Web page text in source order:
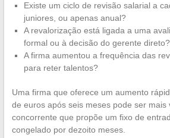
Existe um ciclo de revisão salarial a
juniores, ou apenas anual?
A revalorização está ligada a uma
formal ou à decisão do gerente direto?
A firma aumentou a frequência das
para reter talentos?
Uma firma que oferece um aumento
de euros após seis meses pode ser mais
concorrente que propõe um fixo de
congelado por dezoito meses.